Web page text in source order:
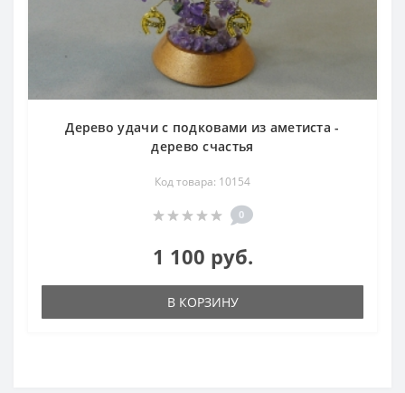
Дерево удачи с подковами из аметиста -
дерево счастья
Код товара: 10154
0
1 100 руб.
В КОРЗИНУ